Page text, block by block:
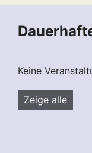
Keine
Zeige alle